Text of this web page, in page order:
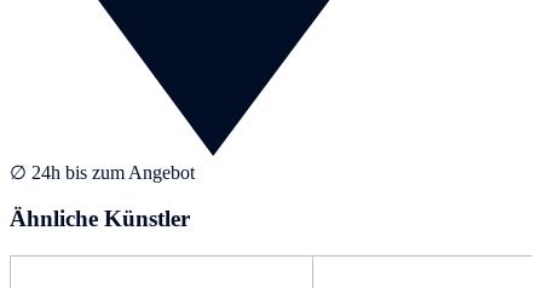
∅ 24h bis zum Angebot
Ähnliche Künstler